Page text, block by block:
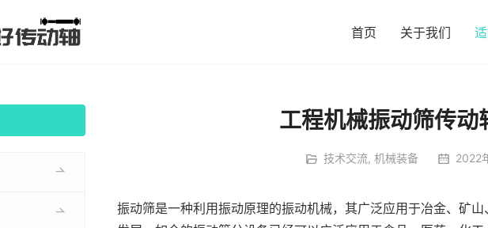
首页 关于我们
工程机械振动筛传
技术交流, 机械装备 2022
振动筛是一种利用振动原理的振动机械，其广泛应用于冶金、矿